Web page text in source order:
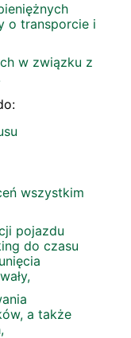
o transporcie i
w związku z
wszystkim
pojazdu
do czasu
a także